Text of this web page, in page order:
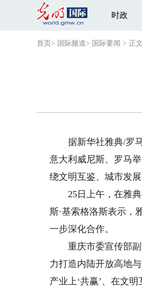
时政
首页 > 国际频道> 国际要闻 > 正文
据新华社雅典/罗马9
意大利威尼斯、罗马
绕文明互鉴、城市发
25日上午，在雅典
斯·基索格洛斯表示，
一步深化合作。
重庆市委宣传部副
力打造内陆开放高地
产业上‘共赢’、在文明